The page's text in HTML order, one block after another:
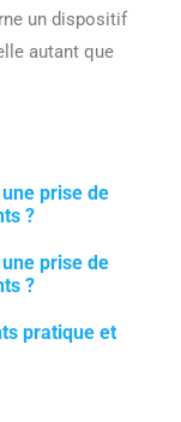
un dispositif
autant que
prise de
?
prise de
?
pratique et